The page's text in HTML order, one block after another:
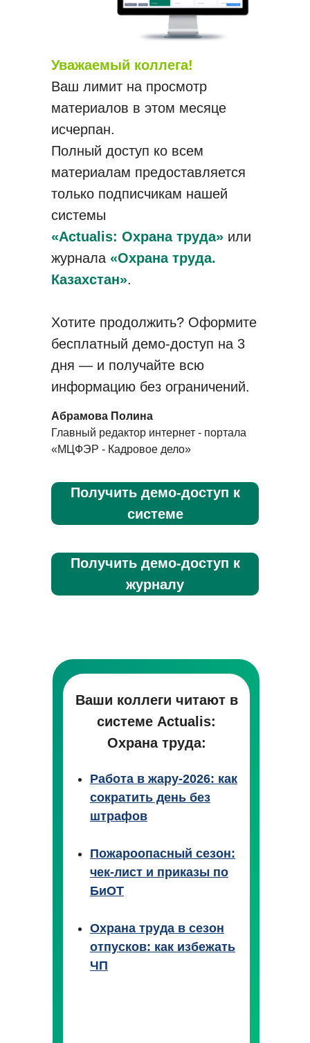
Получить демо-доступ к
журналу
Получить демо-доступ к
системе
Абрамова Полина
Главный редактор интернет - портала
«МЦФЭР - Кадровое дело»
Уважаемый коллега!
Ваш лимит на просмотр
материалов в этом месяце
исчерпан.
Полный доступ ко всем
материалам предоставляется
только подписчикам нашей
системы
«Actualis: Охрана труда» или
журнала «Охрана труда.
Казахстан».
Хотите продолжить? Оформите
бесплатный демо-доступ на 3
дня — и получайте всю
информацию без ограничений.
Работа в жару-2026: как
сократить день без
штрафов
Пожароопасный сезон:
чек-лист и приказы по
БиОТ
Охрана труда в сезон
отпусков: как избежать
ЧП
Ваши коллеги читают в
системе Actualis:
Охрана труда: